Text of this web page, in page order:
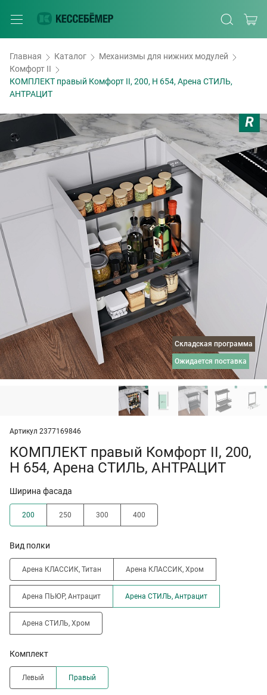
Главная Каталог
Механизмы для нижних модулей
Комфорт II
КОМПЛЕКТ правый Комфорт II, 200, H 654, Арена СТИЛЬ,
АНТРАЦИТ
Складская программа
ожидается поставка
Артикул 2377169846
КОМПЛЕКТ правый Комфорт II, 200,
H 654, Арена СТИЛЬ, АНТРАЦИТ
Ширина фасада
200 250 300 400
Вид полки
Арена КЛАССИК, Титан Арена КЛАССИК, Хром
Арена ПЬЮР, Антрацит Арена СТИЛЬ, Антрацит
Арена СТИЛЬ, Хром
Комплект
Левый Правый